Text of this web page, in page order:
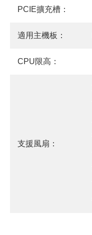
PCIE擴充槽：
適用主機板：
CPU限高：
支援風扇：